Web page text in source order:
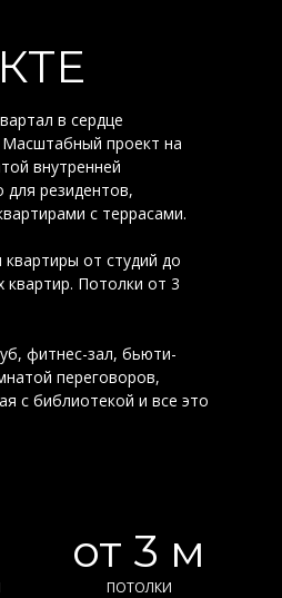
от 3 м
ПОТОЛКИ
в сердце
Масштабный проект на
внутренней
для резидентов,
с террасами.
от студий до
Потолки от 3
фитнес-зал, бьюти-
переговоров,
с библиотекой и все это